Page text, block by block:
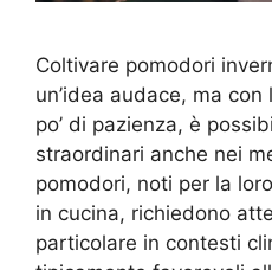
Coltivare pomodori
un’idea audace, ma
po’ di pazienza, è
straordinari anche nei
pomodori, noti per la
in cucina, richiedono
particolare in contesti